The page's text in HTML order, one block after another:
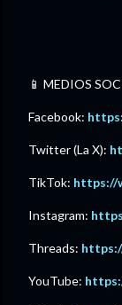
📱 MEDIOS
Facebook: ⁠
Twitter (La X):
TikTok: ⁠https://
Instagram: ⁠
Threads: ⁠
YouTube: ⁠